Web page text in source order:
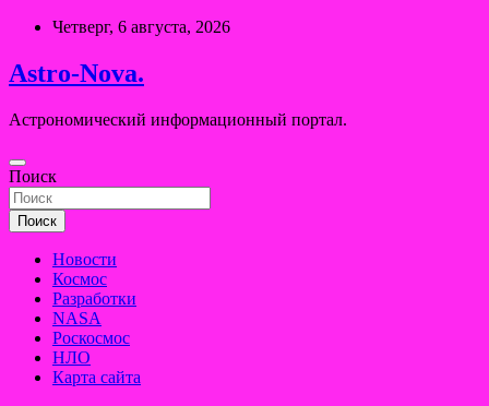
Перейти
содержимому
Четверг, 6 августа, 2026
Astro-Nova.
Астрономический информационный портал.
Поиск
Поиск
Новости
Космос
Разработки
NASA
Роскосмос
НЛО
Карта сайта